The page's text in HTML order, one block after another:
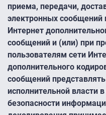
приема, передачи,
электронных сообщений
Интернет
сообщений и (или) при
пользователям сети
дополнительного
сообщений
исполнительной власти
безопасности